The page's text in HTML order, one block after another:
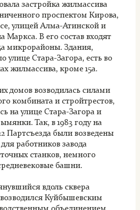
застройка жилмассива
проспектом Кирова,
улицей Алма-Атинской и
Маркса. В его состав входят
15а микрорайоны. Здания,
улице Стара-Загора, есть во
жилмассива, кроме 15а.
домов возводилась силами
комбината и стройтрестов,
на улице Стара-Загора и
Так, в 1983 году на
Партсъезда были возведены
работников завода
станков, немного
башни.
вдоль сквера
возводился Куйбышевским